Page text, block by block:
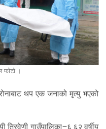
फोटो ।
थप एक जनाको मृत्यु भएको
त्रिवेणी गाउँपालिका–६ ६२ वर्षीय